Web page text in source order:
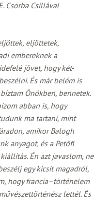
Csorba Csillával
eljöttetek,
embereknek a
jövet, hogy két-
És már belém is
Önökben, bennetek.
abban is, hogy
ma tartani, mint
amikor Balogh
anyagot, és a Petőfi
Én azt javaslom, ne
egy kicsit magadról,
hogy francia–történelem
lettél. És